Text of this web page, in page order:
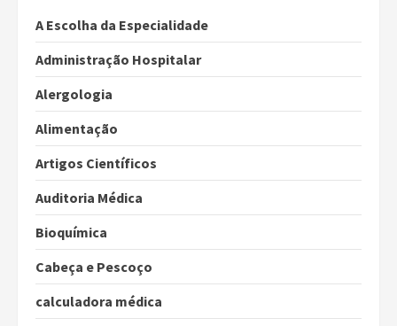
A Escolha da Especialidade
Administração Hospitalar
Alergologia
Alimentação
Artigos Científicos
Auditoria Médica
Bioquímica
Cabeça e Pescoço
calculadora médica